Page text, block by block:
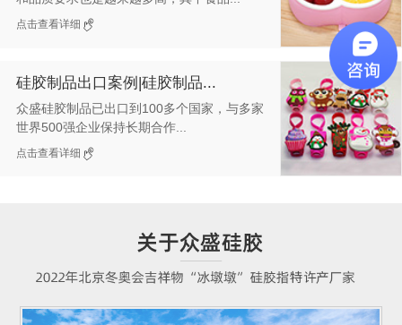
点击查看详细
硅胶制品出口案例|硅胶制品...
众盛硅胶制品已出口到100多个国家，与多家
世界500强企业保持长期合作...
点击查看详细